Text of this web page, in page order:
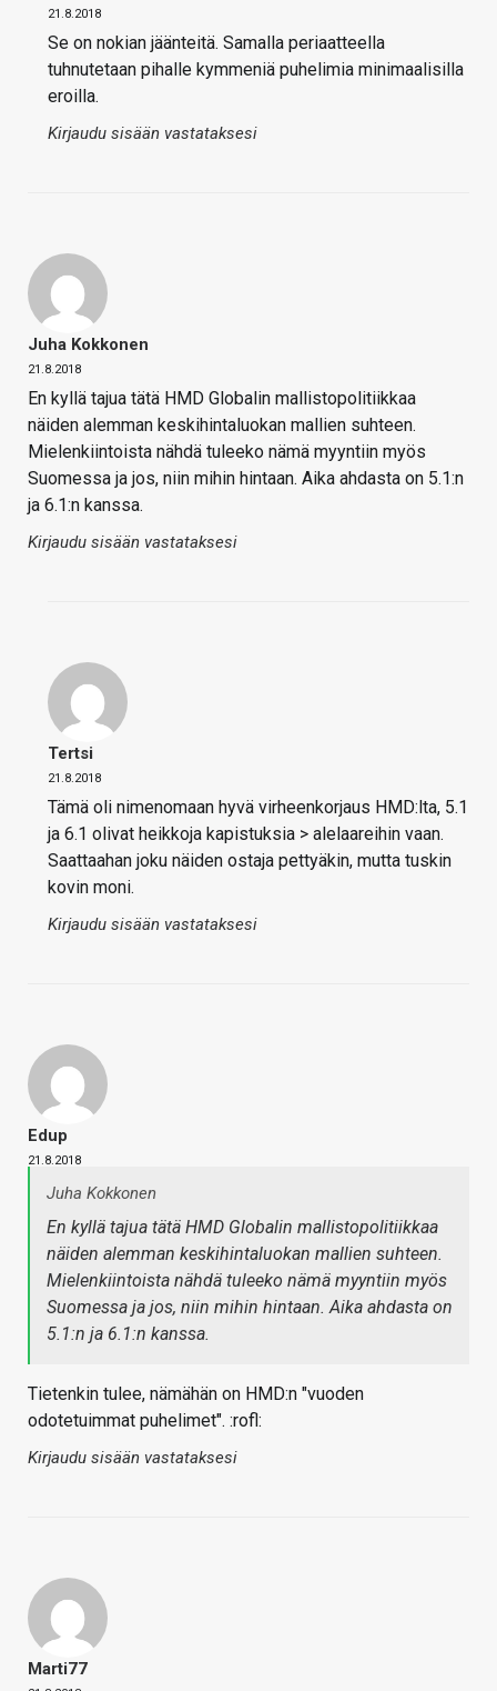
21.8.2018
Se on nokian jäänteitä. Samalla periaatteella
tuhnutetaan pihalle kymmeniä puhelimia minimaalisilla
eroilla.
Kirjaudu sisään vastataksesi
Juha Kokkonen
21.8.2018
En kyllä tajua tätä HMD Globalin mallistopolitiikkaa
näiden alemman keskihintaluokan mallien suhteen.
Mielenkiintoista nähdä tuleeko nämä myyntiin myös
Suomessa ja jos, niin mihin hintaan. Aika ahdasta on 5.1:n
ja 6.1:n kanssa.
Kirjaudu sisään vastataksesi
Tertsi
21.8.2018
Tämä oli nimenomaan hyvä virheenkorjaus HMD:lta, 5.1
ja 6.1 olivat heikkoja kapistuksia > alelaareihin vaan.
Saattaahan joku näiden ostaja pettyäkin, mutta tuskin
kovin moni.
Kirjaudu sisään vastataksesi
Edup
21.8.2018
Juha Kokkonen
En kyllä tajua tätä HMD Globalin mallistopolitiikkaa
näiden alemman keskihintaluokan mallien suhteen.
Mielenkiintoista nähdä tuleeko nämä myyntiin myös
Suomessa ja jos, niin mihin hintaan. Aika ahdasta on
5.1:n ja 6.1:n kanssa.
Tietenkin tulee, nämähän on HMD:n "vuoden
odotetuimmat puhelimet". :rofl:
Kirjaudu sisään vastataksesi
Marti77